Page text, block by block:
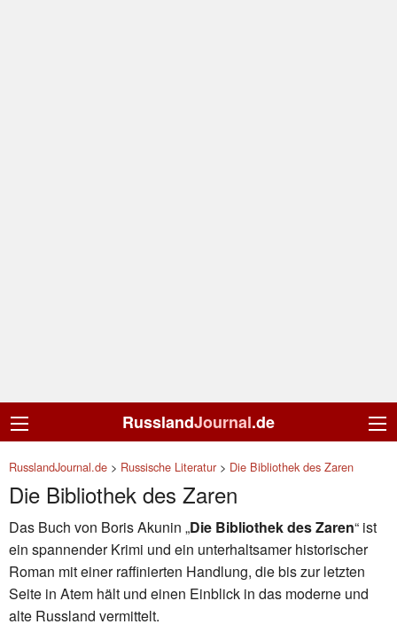
RusslandJournal.de
RusslandJournal.de > Russische Literatur > Die Bibliothek des Zaren
Die Bibliothek des Zaren
Das Buch von Boris Akunin „Die Bibliothek des Zaren“ ist
ein spannender Krimi und ein unterhaltsamer historischer
Roman mit einer raffinierten Handlung, die bis zur letzten
Seite in Atem hält und einen Einblick in das moderne und
alte Russland vermittelt.